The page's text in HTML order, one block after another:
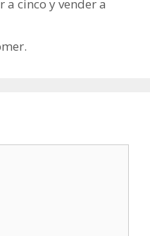
a cinco y vender a